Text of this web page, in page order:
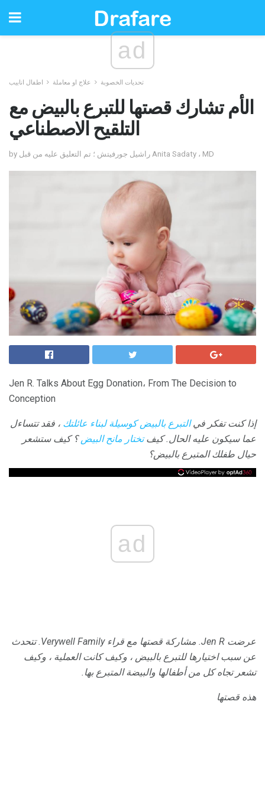
ad
تحديات الخصوبة علاج او معاملة اطفال انابيب
الأم تشارك قصتها للتبرع بالبيض مع
التلقيح الاصطناعي
by راشيل جورفيتش ؛ تم التعليق عليه من قبل Anita Sadaty ، MD
Jen R. Talks About Egg Donation، From The Decision to
Conception
إذا كنت تفكر فيالتبرع بالبيض كوسيلة لبناء عائلتك ، فقد تتساءل
عما سيكون عليه الحال. كيفتختار مانح البيض؟ كيف ستشعر
حيال طفلك المتبرع بالبيض؟
ad
عرضت Jen R. مشاركة قصتها مع قراء Verywell Family.
تتحدث
عن سبب اختيارها للتبرع بالبيض ، وكيف كانت العملية ، وكيف
تشعر تجاه كل من أطفالها والبيضة المتبرع بها.
هذه قصتها